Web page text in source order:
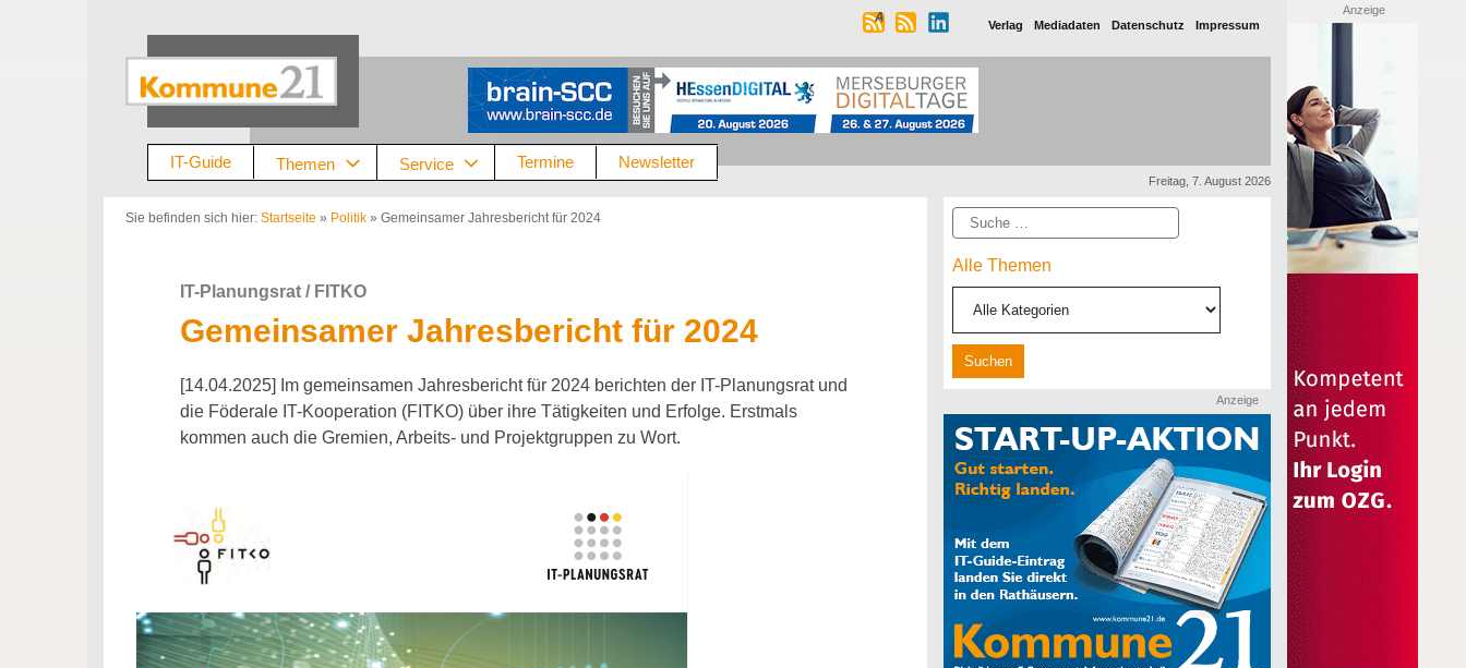
Verlag Mediadaten Datenschutz Impressum
IT-Guide Themen Service Termine Newsletter
Freitag, 7. August 2026
Sie befinden sich hier: Startseite » Politik » Gemeinsamer Jahresbericht für 2024
IT-Planungsrat / FITKO
Gemeinsamer Jahresbericht für 2024
[14.04.2025] Im gemeinsamen Jahresbericht für 2024 berichten der IT-Planungsrat und
die Föderale IT-Kooperation (FITKO) über ihre Tätigkeiten und Erfolge. Erstmals
kommen auch die Gremien, Arbeits- und Projektgruppen zu Wort.
Suche
Alle Themen
Anzeige
Anzeige